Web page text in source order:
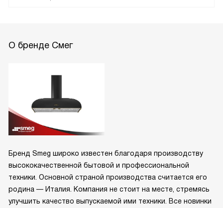
О бренде Смег
Бренд Smeg широко известен благодаря производству
высококачественной бытовой и профессиональной
техники. Основной страной производства считается его
родина — Италия. Компания не стоит на месте, стремясь
улучшить качество выпускаемой ими техники. Все новинки